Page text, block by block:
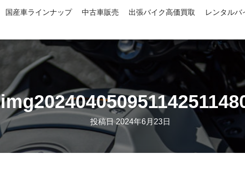
国産車ラインナップ 中古車販売 出張バイク高価買取 レンタルバ
投稿日2024年6月23日